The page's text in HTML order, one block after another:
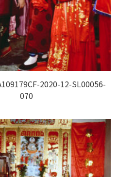
2020-12-SL00056-
070